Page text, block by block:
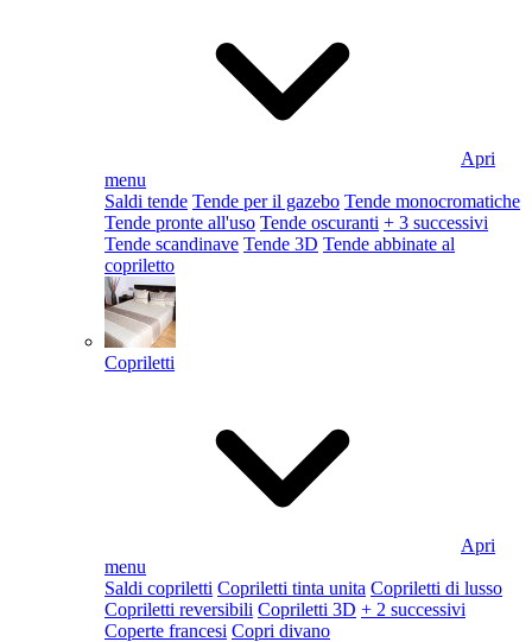
Apri
menu
Saldi tende Tende per il gazebo Tende monocromatiche
Tende pronte all'uso Tende oscuranti + 3 successivi
Tende scandinave Tende 3D Tende abbinate al
copriletto
Copriletti
Apri
menu
Saldi copriletti Copriletti tinta unita Copriletti di lusso
Copriletti reversibili Copriletti 3D + 2 successivi
Coperte francesi Copri divano